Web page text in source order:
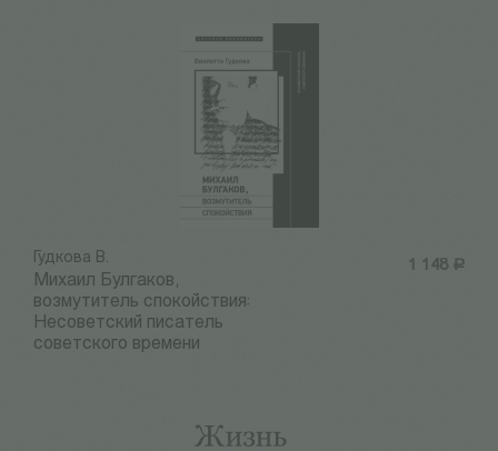
1 148 Р
Гудкова В.
Михаил Булгаков,
возмутитель спокойствия:
Несоветский писатель
советского времени